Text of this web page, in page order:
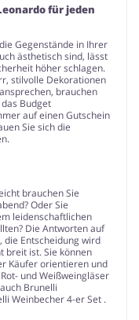
für jeden
Gegenstände in Ihrer
ästhetisch sind, lässt
höher schlagen.
stilvolle Dekorationen
brauchen
Budget
auf einen Gutschein
Sie sich die
brauchen Sie
Oder Sie
leidenschaftlichen
Die Antworten auf
die Entscheidung wird
breit ist. Sie können
Käufer orientieren und
und Weißweingläser
Brunelli
Weinbecher 4-er Set .